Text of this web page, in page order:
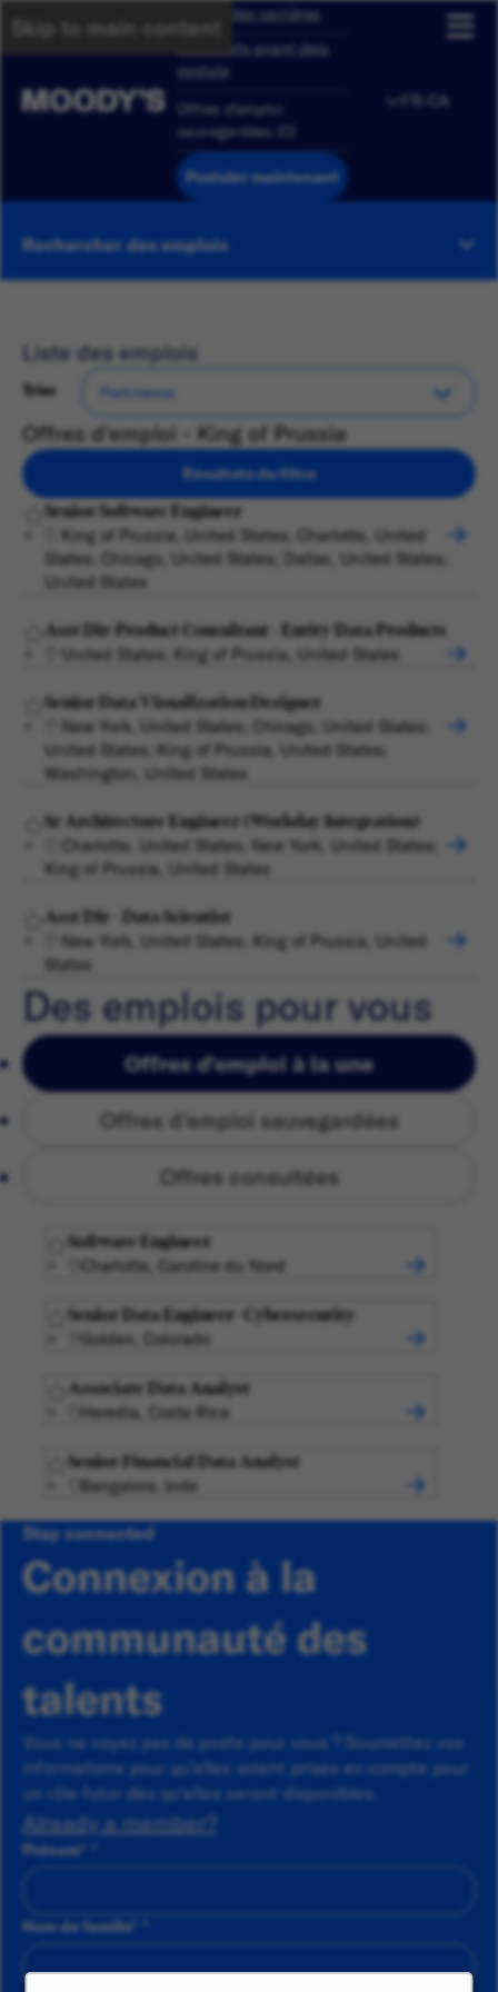
Skip to main contentAperçu des carrières
Candidats ayant deja
postule
Offres d'emploi
sauvegardées
Postuler maintenant
FR-CA
Rechercher des emplois
Liste des emplois
Trier
Offres d'emploi - King of Prussia
Résultats du filtre
Senior Software Engineer
King of Prussia, United States; Charlotte, United
States; Chicago, United States; Dallas, United States;
United States
Asst Dir-Product Consultant - Entity Data Products
United States; King of Prussia, United States
Senior Data Visualization Designer
New York, United States; Chicago, United States;
United States; King of Prussia, United States;
Washington, United States
Sr Architecture Engineer (Workday Integration)
Charlotte, United States; New York, United States;
King of Prussia, United States
Asst Dir - Data Scientist
New York, United States; King of Prussia, United
States
Des emplois pour vous
Offres d'emploi à la une
Offres d'emploi sauvegardées
Offres consultées
Software Engineer
Charlotte, Caroline du Nord
Senior Data Engineer- Cybersecurity
Golden, Colorado
Associate Data Analyst
Heredia, Costa Rica
Senior Financial Data Analyst
Bangalore, Inde
Stay connected
Connexion à la
communauté des
talents
Vous ne voyez pas de poste pour vous ? Soumettez vos
informations pour qu'elles soient prises en compte pour
un rôle futur dès qu'elles seront disponibles.
Already a member?
Prénom*
Nom de famille*